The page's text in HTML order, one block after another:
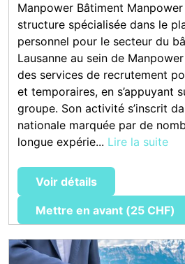
Manpower Bâtiment
structure spécialisée dans le
personnel pour le secteur du
Lausanne au sein de
des services de recrutement
et temporaires, en s’appuyant
groupe. Son activité s’inscrit
nationale marquée par de
longue expérie... Lire la suite
Voir détails
Mettre en avant (25 CHF)